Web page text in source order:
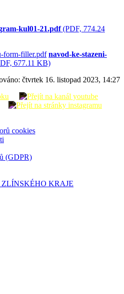
kul01-21.pdf(PDF, 774.24
navod-ke-stazeni-
677.11 KB)
čtvrtek 16. listopad 2023, 14:27
cookies
(GDPR)
ZLÍNSKÉHO KRAJE